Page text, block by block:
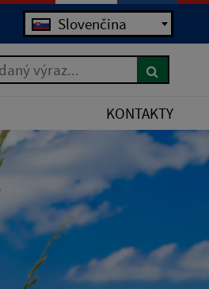
Slovenčina
výraz...
KONTAKTY